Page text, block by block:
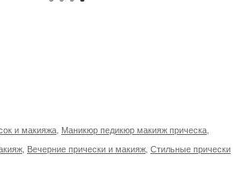
и макияжа Маникюр педикюр макияж прическа
Вечерние прически и макияж Стильные прически